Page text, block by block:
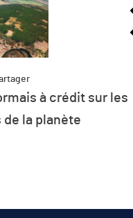
à crédit sur les
la planète